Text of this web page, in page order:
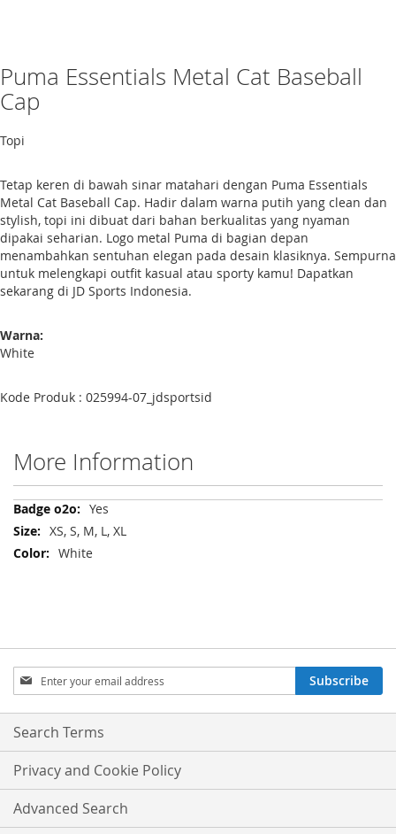
Puma Essentials Metal Cat Baseball
Cap
Topi
Tetap keren di bawah sinar matahari dengan Puma Essentials
Metal Cat Baseball Cap. Hadir dalam warna putih yang clean dan
stylish, topi ini dibuat dari bahan berkualitas yang nyaman
dipakai seharian. Logo metal Puma di bagian depan
menambahkan sentuhan elegan pada desain klasiknya. Sempurna
untuk melengkapi outfit kasual atau sporty kamu! Dapatkan
sekarang di JD Sports Indonesia.
Warna:
White
Kode Produk : 025994-07_jdsportsid
More Information
More
Information
Yes
XS, S, M, L, XL
White
Sign
Up
for
Our
Subscribe
Search Terms
Privacy and Cookie Policy
Advanced Search